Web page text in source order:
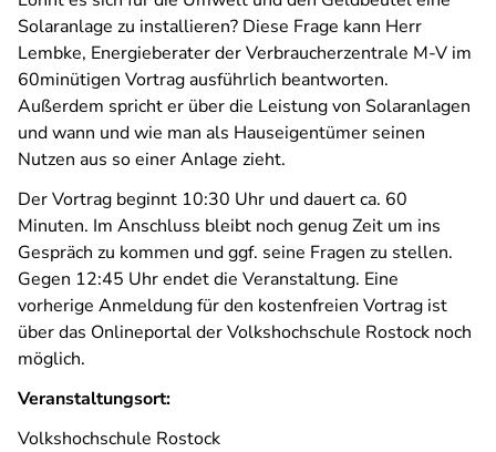
Solaranlage zu installieren? Diese Frage kann Herr
Lembke, Energieberater der Verbraucherzentrale M-V im
60minütigen Vortrag ausführlich beantworten.
Außerdem spricht er über die Leistung von Solaranlagen
und wann und wie man als Hauseigentümer seinen
Nutzen aus so einer Anlage zieht.
Der Vortrag beginnt 10:30 Uhr und dauert ca. 60
Minuten. Im Anschluss bleibt noch genug Zeit um ins
Gespräch zu kommen und ggf. seine Fragen zu stellen.
Gegen 12:45 Uhr endet die Veranstaltung. Eine
vorherige Anmeldung für den kostenfreien Vortrag ist
über das Onlineportal der Volkshochschule Rostock noch
möglich.
Veranstaltungsort:
Volkshochschule Rostock